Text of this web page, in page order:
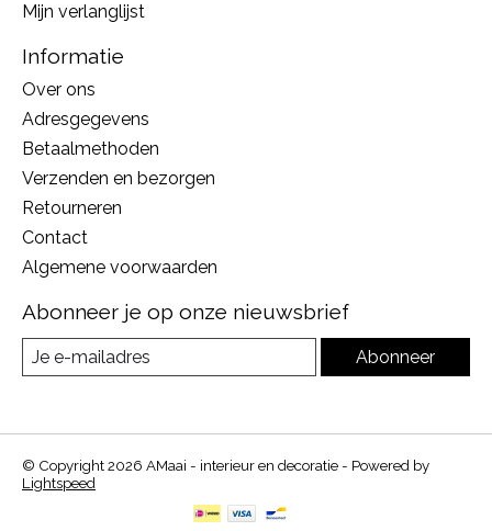
Mijn verlanglijst
Informatie
Over ons
Adresgegevens
Betaalmethoden
Verzenden en bezorgen
Retourneren
Contact
Algemene voorwaarden
Abonneer je op onze nieuwsbrief
Abonneer
© Copyright 2026 AMaai - interieur en decoratie - Powered by
Lightspeed